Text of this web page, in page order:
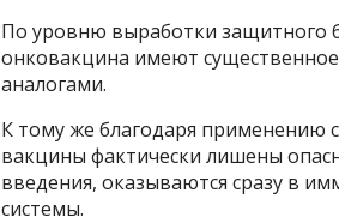
По уровню выработки защитного
онковакцина имеют
аналогами.
К тому же благодаря применению
вакцины фактически лишены
введения, оказываются сразу в
системы.